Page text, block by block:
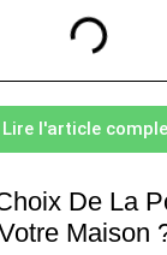
Lire l'article
De La
Maison